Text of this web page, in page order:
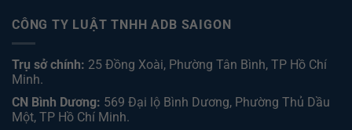
CÔNG TY LUẬT TNHH ADB SAIGON
Trụ sở chính: 25 Đồng Xoài, Phường Tân Bình, TP Hồ Chí
Minh.
CN Bình Dương: 569 Đại lộ Bình Dương, Phường Thủ Dầu
Một, TP Hồ Chí Minh.